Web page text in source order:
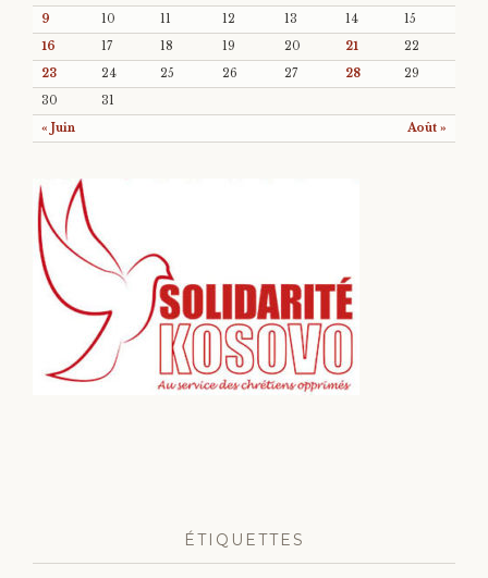
« Juin Août »
9
10 11 12 13 14
15
16
17 18 19 20 21
22
23
24 25 26 27 28
29
30
31
ÉTIQUETTES